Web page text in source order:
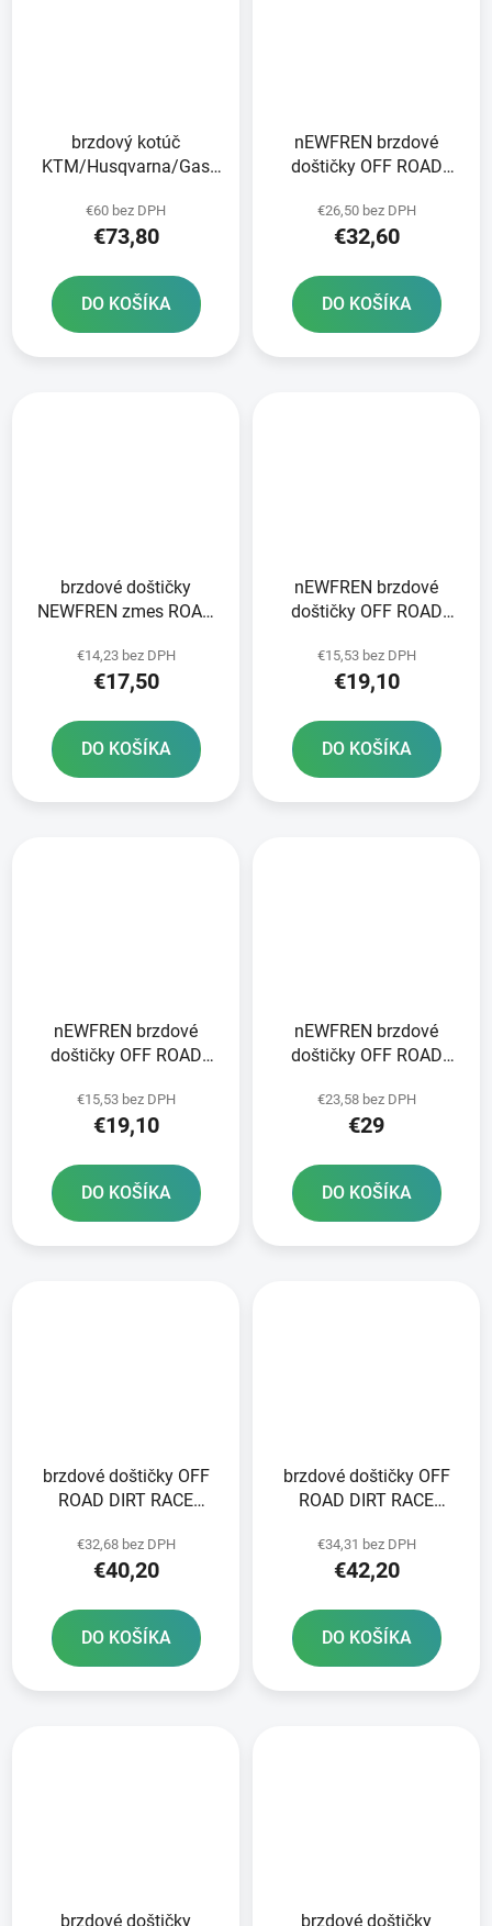
brzdový kotúč
KTM/Husqvarna/Gas
€60 bez DPH
€73,80
DO KOŠÍKA
nEWFREN brzdové
doštičky OFF ROAD
balení
€26,50 bez DPH
€32,60
DO KOŠÍKA
brzdové doštičky
NEWFREN zmes ROAD
v balení
€14,23 bez DPH
€17,50
DO KOŠÍKA
nEWFREN brzdové
doštičky OFF ROAD
balení
€15,53 bez DPH
€19,10
DO KOŠÍKA
nEWFREN brzdové
doštičky OFF ROAD
balení
€15,53 bez DPH
€19,10
DO KOŠÍKA
nEWFREN brzdové
doštičky OFF ROAD
balení
€23,58 bez DPH
€29
DO KOŠÍKA
brzdové doštičky OFF
ROAD DIRT RACE
ks v balení
€32,68 bez DPH
€40,20
DO KOŠÍKA
brzdové doštičky OFF
ROAD DIRT RACE
ks v balení
€34,31 bez DPH
€42,20
DO KOŠÍKA
brzdové doštičky
brzdové doštičky